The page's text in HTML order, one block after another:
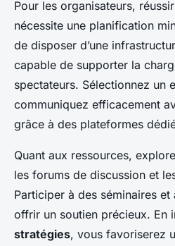
Pour les organisateurs,
nécessite une planification
de disposer d’une
capable de supporter la
spectateurs. Sélectionnez un
communiquez efficacement
grâce à des plateformes
Quant aux ressources,
les forums de discussion et
Participer à des séminaires
offrir un soutien précieux. En
stratégies, vous favoriserez